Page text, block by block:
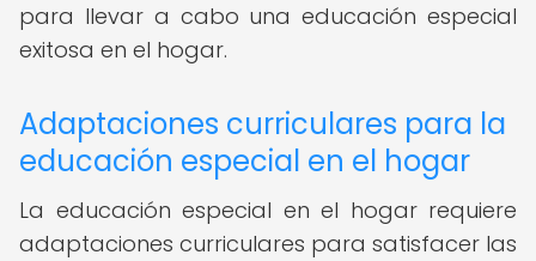
para llevar a cabo una educación especial
exitosa en el hogar.
Adaptaciones curriculares para la
educación especial en el hogar
La educación especial en el hogar requiere
adaptaciones curriculares para satisfacer las